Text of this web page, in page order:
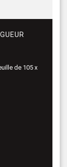
de 105 x